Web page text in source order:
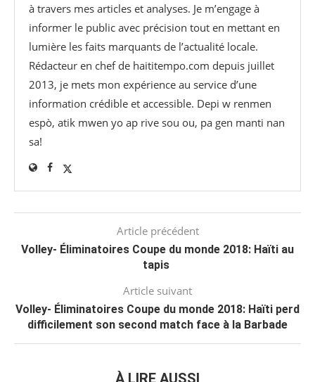
à travers mes articles et analyses. Je m’engage à
informer le public avec précision tout en mettant en
lumière les faits marquants de l’actualité locale.
Rédacteur en chef de haititempo.com⁠ depuis juillet
2013, je mets mon expérience au service d’une
information crédible et accessible. Depi w renmen
espò, atik mwen yo ap rive sou ou, pa gen manti nan
sa!
Article précédent
Volley- Éliminatoires Coupe du monde 2018: Haïti au
tapis
Article suivant
Volley- Éliminatoires Coupe du monde 2018: Haïti perd
difficilement son second match face à la Barbade
À LIRE AUSSI